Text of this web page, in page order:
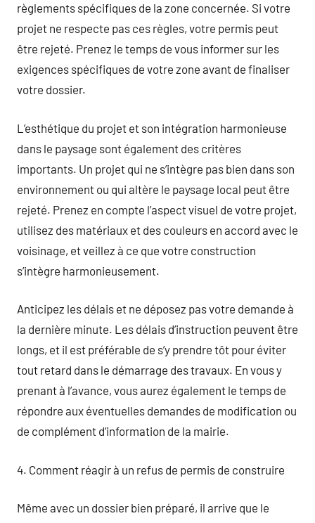
règlements spécifiques de la zone concernée. Si votre
projet ne respecte pas ces règles, votre permis peut
être rejeté. Prenez le temps de vous informer sur les
exigences spécifiques de votre zone avant de finaliser
votre dossier.
L’esthétique du projet et son intégration harmonieuse
dans le paysage sont également des critères
importants. Un projet qui ne s’intègre pas bien dans son
environnement ou qui altère le paysage local peut être
rejeté. Prenez en compte l’aspect visuel de votre projet,
utilisez des matériaux et des couleurs en accord avec le
voisinage, et veillez à ce que votre construction
s’intègre harmonieusement.
Anticipez les délais et ne déposez pas votre demande à
la dernière minute. Les délais d’instruction peuvent être
longs, et il est préférable de s’y prendre tôt pour éviter
tout retard dans le démarrage des travaux. En vous y
prenant à l’avance, vous aurez également le temps de
répondre aux éventuelles demandes de modification ou
de complément d’information de la mairie.
4. Comment réagir à un refus de permis de construire
Même avec un dossier bien préparé, il arrive que le